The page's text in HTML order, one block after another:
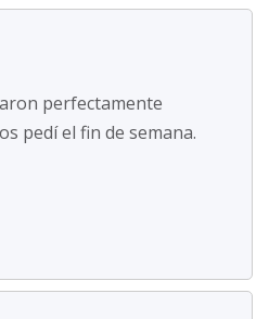
perfectamente
pedí el fin de semana.